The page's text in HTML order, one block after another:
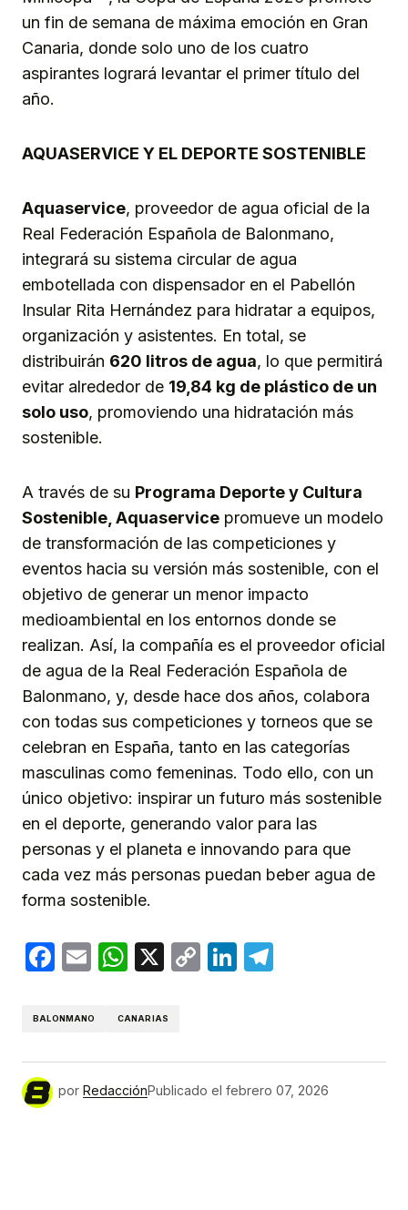
un fin de semana de máxima emoción en Gran
Canaria, donde solo uno de los cuatro
aspirantes logrará levantar el primer título del
año.
AQUASERVICE Y EL DEPORTE SOSTENIBLE
Aquaservice, proveedor de agua oficial de la
Real Federación Española de Balonmano,
integrará su sistema circular de agua
embotellada con dispensador en el Pabellón
Insular Rita Hernández para hidratar a equipos,
organización y asistentes. En total, se
distribuirán 620 litros de agua, lo que permitirá
evitar alrededor de 19,84 kg de plástico de un
solo uso, promoviendo una hidratación más
sostenible.
A través de su Programa Deporte y Cultura
Sostenible, Aquaservice promueve un modelo
de transformación de las competiciones y
eventos hacia su versión más sostenible, con el
objetivo de generar un menor impacto
medioambiental en los entornos donde se
realizan. Así, la compañía es el proveedor oficial
de agua de la Real Federación Española de
Balonmano, y, desde hace dos años, colabora
con todas sus competiciones y torneos que se
celebran en España, tanto en las categorías
masculinas como femeninas. Todo ello, con un
único objetivo: inspirar un futuro más sostenible
en el deporte, generando valor para las
personas y el planeta e innovando para que
cada vez más personas puedan beber agua de
forma sostenible.
Facebook
EmailWhatsApp
X
CopyLinkedIn
BALONMANO CANARIAS
por RedacciónPublicado el febrero 07, 2026